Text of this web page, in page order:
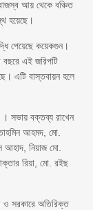
আয় থেকে বঞ্চিত
হয়েছে।
পেয়েছে কয়েকগুন।
বছরে এই জরিপটি
এটি বাস্তবায়ন হলে
। সভায় বক্তব্য রাখেন
আহমদ, মো.
নিয়াজ মো.
রিয়া, মো. রইছ
ও সরকারে অতিরিক্ত